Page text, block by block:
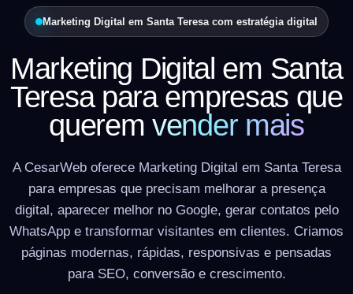
Marketing Digital em Santa Teresa com estratégia digital
Marketing Digital em Santa
Teresa para empresas que
queremvender mais
A CesarWeb oferece Marketing Digital em Santa Teresa
para empresas que precisam melhorar a presença
digital, aparecer melhor no Google, gerar contatos pelo
WhatsApp e transformar visitantes em clientes. Criamos
páginas modernas, rápidas, responsivas e pensadas
para SEO, conversão e crescimento.